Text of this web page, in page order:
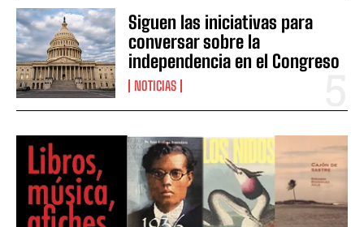
Siguen las iniciativas para
conversar sobre la
independencia en el Congreso
NOTICIAS